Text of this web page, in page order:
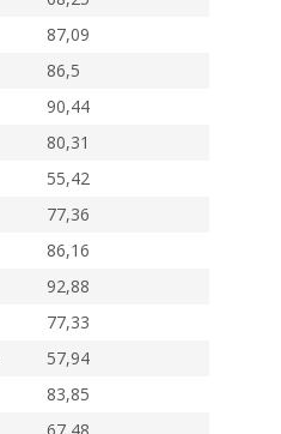
87,09
86,5
90,44
80,31
55,42
77,36
86,16
92,88
77,33
57,94
83,85